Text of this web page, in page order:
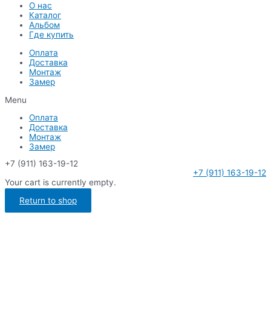
О нас
Каталог
Альбом
Где купить
Оплата
Доставка
Монтаж
Замер
Menu
Оплата
Доставка
Монтаж
Замер
+7 (911) 163-19-12
+7 (911) 163-19-12
Your cart is currently empty.
Return to shop